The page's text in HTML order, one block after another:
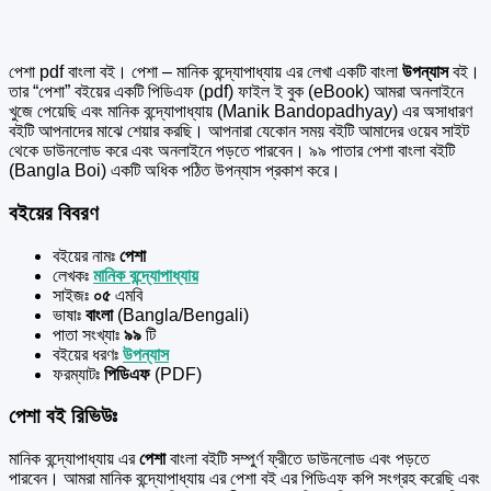
পেশা pdf বাংলা বই। পেশা – মানিক বন্দ্যোপাধ্যায় এর লেখা একটি বাংলা উপন্যাসবই।
তার “পেশা” বইয়ের একটি পিডিএফ (pdf) ফাইল ই বুক (eBook) আমরা অনলাইনে
খুজে পেয়েছি এবং মানিক বন্দ্যোপাধ্যায় (Manik Bandopadhyay) এর অসাধারণ
বইটি আপনাদের মাঝে শেয়ার করছি। আপনারা যেকোন সময় বইটি আমাদের ওয়েব সাইট
থেকে ডাউনলোড করে এবং অনলাইনে পড়তে পারবেন। ৯৯ পাতার পেশা বাংলা বইটি
(Bangla Boi) একটি অধিক পঠিত উপন্যাস প্রকাশ করে।
বইয়ের বিবরণ
বইয়ের নামঃ পেশা
লেখকঃ মানিক বন্দ্যোপাধ্যায়
সাইজঃ ০৫ এমবি
ভাষাঃ বাংলা (Bangla/Bengali)
পাতা সংখ্যাঃ ৯৯ টি
বইয়ের ধরণঃ উপন্যাস
ফরম্যাটঃ পিডিএফ (PDF)
পেশা বই রিভিউঃ
মানিক বন্দ্যোপাধ্যায় এরপেশাবাংলা বইটি সম্পুর্ণ ফ্রীতে ডাউনলোড এবং পড়তে
পারবেন। আমরা মানিক বন্দ্যোপাধ্যায় এর পেশা বই এর পিডিএফ কপি সংগ্রহ করেছি এবং